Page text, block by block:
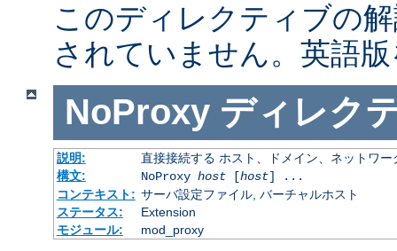
このディレクティブの
されていません。英語
NoProxy ディレク
説明:
直接接続する ホスト、ドメイン、ネットワー
構文:
NoProxy host[host] ...
コンテキスト: サーバ設定ファイル, バーチャルホスト
ステータス:
Extension
モジュール:
mod_proxy